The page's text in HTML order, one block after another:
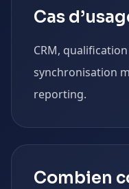
Cas
CRM,
synchronisation
reporting.
Combien